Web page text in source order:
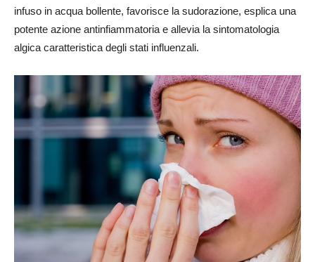
infuso in acqua bollente, favorisce la sudorazione, esplica una
potente azione antinfiammatoria e allevia la sintomatologia
algica caratteristica degli stati influenzali.